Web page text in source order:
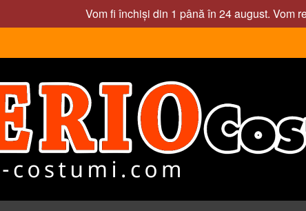
Vom fi închiși din 1 până în 24 august. Vom